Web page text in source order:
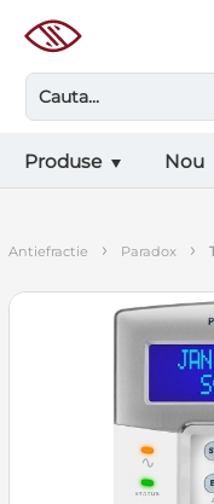
Produse Nou
antiefractie › paradox ›